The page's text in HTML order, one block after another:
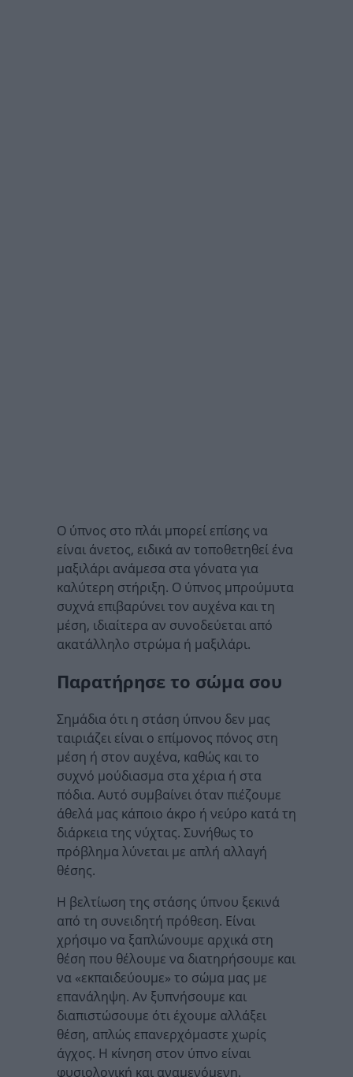
Ο ύπνος στο πλάι μπορεί επίσης να
είναι άνετος, ειδικά αν τοποθετηθεί ένα
μαξιλάρι ανάμεσα στα γόνατα για
καλύτερη στήριξη. Ο ύπνος μπρούμυτα
συχνά επιβαρύνει τον αυχένα και τη
μέση, ιδιαίτερα αν συνοδεύεται από
ακατάλληλο στρώμα ή μαξιλάρι.
Παρατήρησε το σώμα σου
Σημάδια ότι η στάση ύπνου δεν μας
ταιριάζει είναι ο επίμονος πόνος στη
μέση ή στον αυχένα, καθώς και το
συχνό μούδιασμα στα χέρια ή στα
πόδια. Αυτό συμβαίνει όταν πιέζουμε
άθελά μας κάποιο άκρο ή νεύρο κατά τη
διάρκεια της νύχτας. Συνήθως το
πρόβλημα λύνεται με απλή αλλαγή
θέσης.
Η βελτίωση της στάσης ύπνου ξεκινά
από τη συνειδητή πρόθεση. Είναι
χρήσιμο να ξαπλώνουμε αρχικά στη
θέση που θέλουμε να διατηρήσουμε και
να «εκπαιδεύουμε» το σώμα μας με
επανάληψη. Αν ξυπνήσουμε και
διαπιστώσουμε ότι έχουμε αλλάξει
θέση, απλώς επανερχόμαστε χωρίς
άγχος. Η κίνηση στον ύπνο είναι
φυσιολογική και αναμενόμενη.